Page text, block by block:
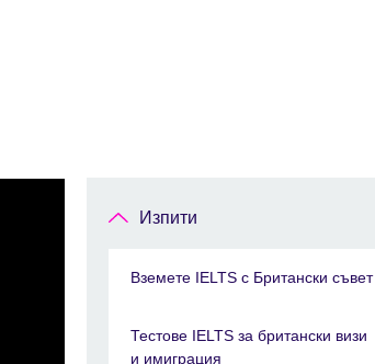
Изпити
Вземете IELTS с Британски съвет
Тестове IELTS за британски визи
и имиграция